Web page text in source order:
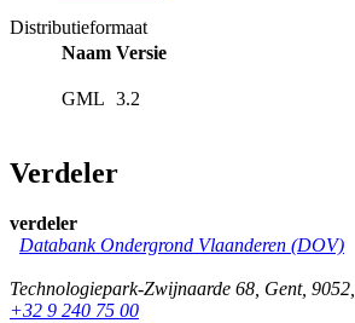
Distributieformaat
Naam Versie
GML 3.2
Verdeler
verdeler
Databank Ondergrond Vlaanderen (DOV)
Technologiepark-Zwijnaarde 68, Gent, 9052,
+32 9 240 75 00